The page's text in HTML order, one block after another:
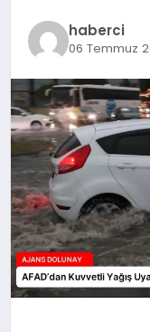
MAGAZIN
SAĞLIK
SIYASET
SPOR
YAŞAM
haberci
06 Temmuz